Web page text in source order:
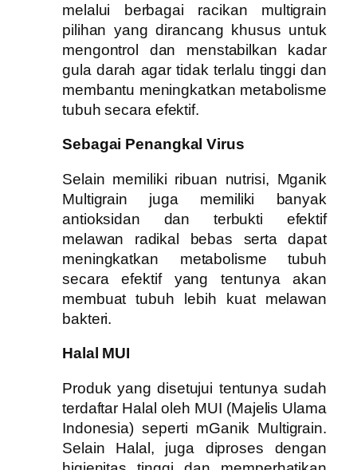
melalui berbagai racikan multigrain
pilihan yang dirancang khusus untuk
mengontrol dan menstabilkan kadar
gula darah agar tidak terlalu tinggi dan
membantu meningkatkan metabolisme
tubuh secara efektif.
Sebagai Penangkal Virus
Selain memiliki ribuan nutrisi, Mganik
Multigrain juga memiliki banyak
antioksidan dan terbukti efektif
melawan radikal bebas serta dapat
meningkatkan metabolisme tubuh
secara efektif yang tentunya akan
membuat tubuh lebih kuat melawan
bakteri.
Halal MUI
Produk yang disetujui tentunya sudah
terdaftar Halal oleh MUI (Majelis Ulama
Indonesia) seperti mGanik Multigrain.
Selain Halal, juga diproses dengan